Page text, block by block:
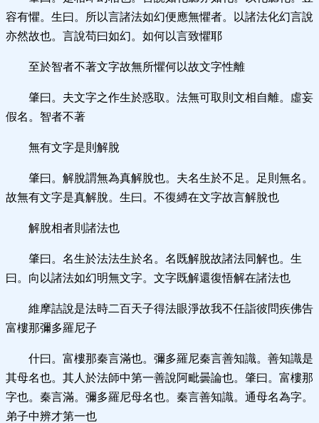
容有懼。生曰。所以言諸法如幻便應無懼者。以諸法化幻言說
亦然故也。言說苟曰如幻。如何以言致懼耶
至於智者不著文字故無所懼何以故文字性離
肇曰。夫文字之作生於惑取。法無可取則文相自離。虛妄
假名。智者不著
無有文字是則解脫
肇曰。解脫謂無為真解脫也。夫名生於不足。足則無名。
故無有文字是真解脫。生曰。不復縛在文字故言解脫也
解脫相者則諸法也
肇曰。名生於法法生於名。名既解脫故諸法同解也。生
曰。向以諸法如幻明無文字。文字既解還復悟解在諸法也
維摩詰說是法時二百天子得法眼淨故我不任詣彼問疾佛告
富樓那彌多羅尼子
什曰。富樓那秦言滿也。彌多羅尼秦言善知識。善知識是
其母名也。其人於法師中第一善說阿毗曇論也。肇曰。富樓那
字也。秦言滿。彌多羅尼母名也。秦言善知識。通母名為字。
弟子中辨才第一也